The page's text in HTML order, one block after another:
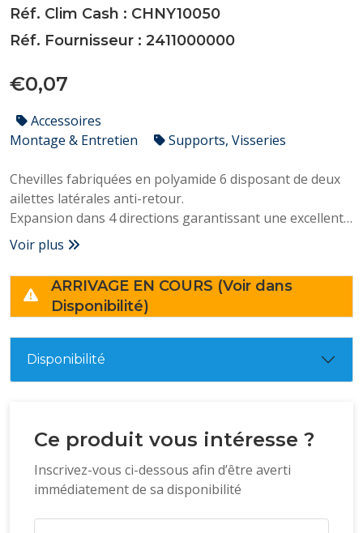
Réf. Clim Cash : CHNY10050
Réf. Fournisseur : 2411000000
€0,07
Accessoires
Montage & Entretien
Supports, Visseries
Chevilles fabriquées en polyamide 6 disposant de deux
ailettes latérales anti-retour.
Expansion dans 4 directions garantissant une excellente
fixation.
Recommandé pour la fixation de vis tant en matériaux
massifs qu'en matériaux creux.
Voir plus
ARRIVAGE EN COURS (Voir dans
Disponibilité)
Disponibilité
Ce produit vous intéresse ?
Inscrivez-vous ci-dessous afin d’être averti
immédiatement de sa disponibilité